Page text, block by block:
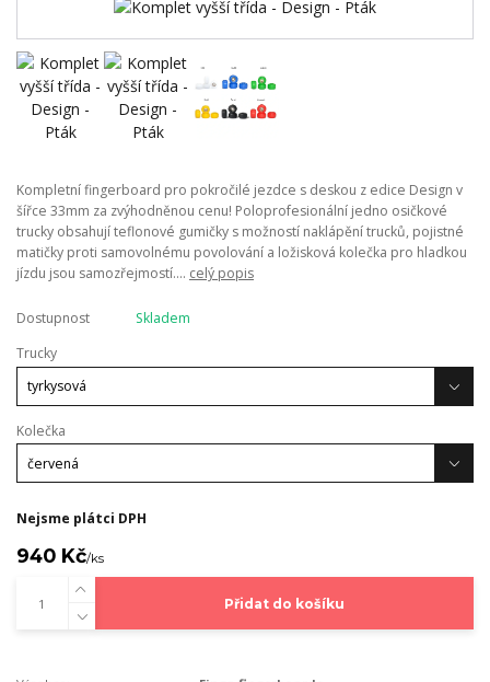
Kompletní fingerboard pro pokročilé jezdce s deskou z edice Design v
šířce 33mm za zvýhodněnou cenu! Poloprofesionální jedno osičkové
trucky obsahují teflonové gumičky s možností naklápění trucků, pojistné
matičky proti samovolnému povolování a ložisková kolečka pro hladkou
jízdu jsou samozřejmostí.... celý popis
Dostupnost
Skladem
Trucky
Kolečka
Nejsme plátci DPH
940 Kč/ks
Přidat do košíku